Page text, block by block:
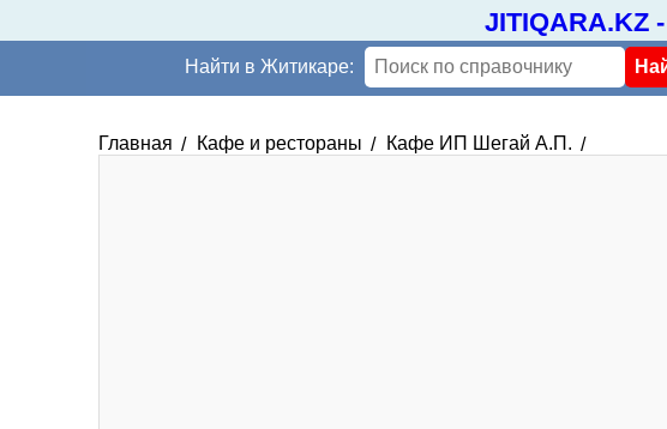
Найти в Житикаре:
Главная Кафе и рестораны Кафе ИП Шегай А.П.